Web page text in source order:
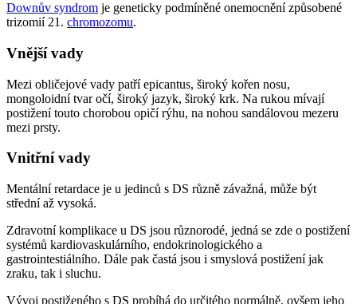
Downův syndrom je geneticky podmíněné onemocnění způsobené
trizomií 21. chromozomu.
Vnější vady
Mezi obličejové vady patří epicantus, široký kořen nosu,
mongoloidní tvar očí, široký jazyk, široký krk. Na rukou mívají
postižení touto chorobou opičí rýhu, na nohou sandálovou mezeru
mezi prsty.
Vnitřní vady
Mentální retardace je u jedinců s DS různě závažná, může být
střední až vysoká.
Zdravotní komplikace u DS jsou různorodé, jedná se zde o postižení
systémů kardiovaskulárního, endokrinologického a
gastrointestiálního. Dále pak častá jsou i smyslová postižení jak
zraku, tak i sluchu.
Vývoj postiženého s DS probíhá do určitého normálně, ovšem jeho